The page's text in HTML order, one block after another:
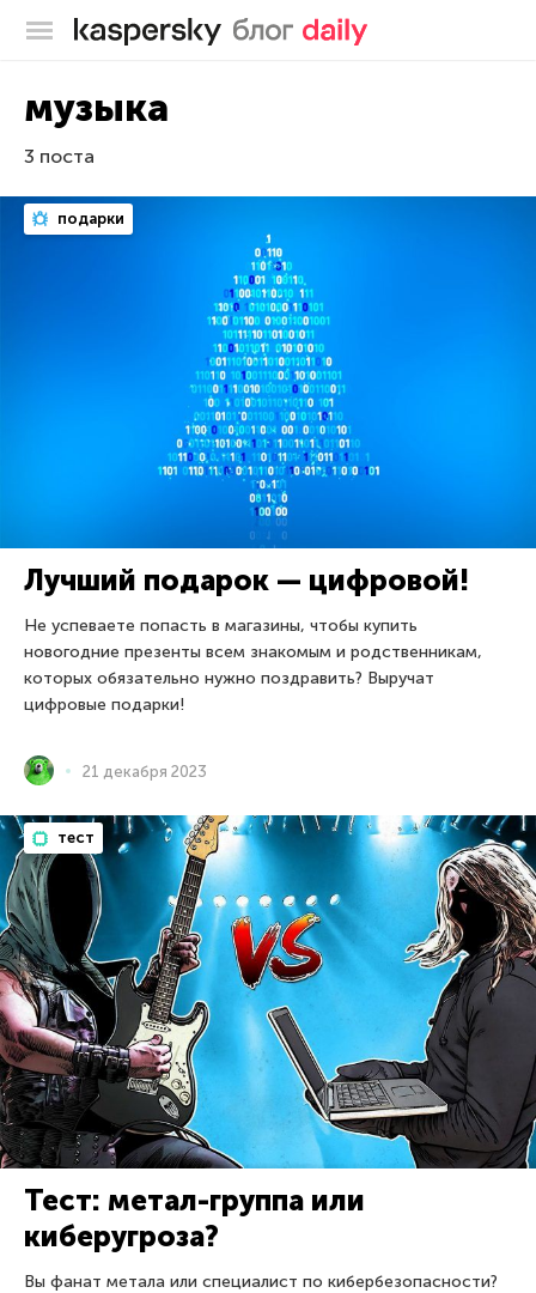
Блог Касперского
музыка
3 поста
подарки
Лучший подарок — цифровой!
Не успеваете попасть в магазины, чтобы купить
новогодние презенты всем знакомым и родственникам,
которых обязательно нужно поздравить? Выручат
цифровые подарки!
21 декабря 2023
тест
Тест: метал-группа или
киберугроза?
Вы фанат метала или специалист по кибербезопасности?